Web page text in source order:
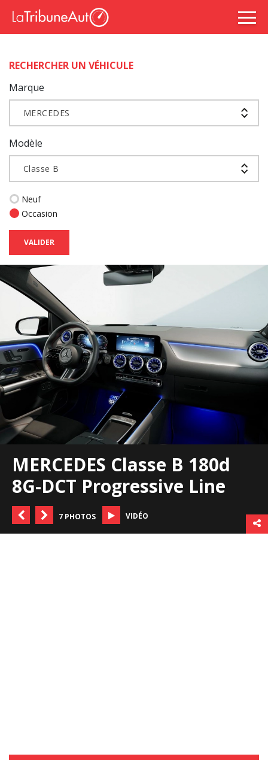
RECHERCHER UN VÉHICULE
Marque
MERCEDES
Modèle
Classe B
Neuf
Occasion
VALIDER
MERCEDES Classe B 180d
8G-DCT Progressive Line
7 PHOTOS VIDÉO